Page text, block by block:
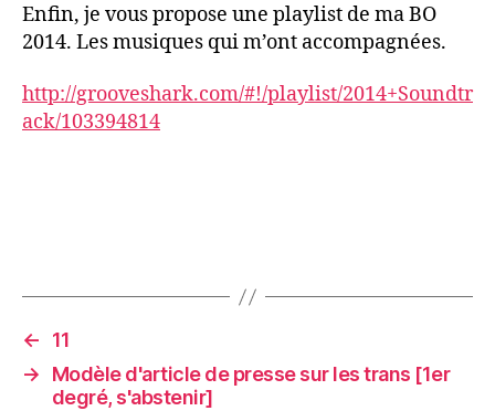
Enfin, je vous propose une playlist de ma BO
2014. Les musiques qui m’ont accompagnées.
http://grooveshark.com/#!/playlist/2014+Soundtr
ack/103394814
←
11
→
Modèle d'article de presse sur les trans [1er
degré, s'abstenir]